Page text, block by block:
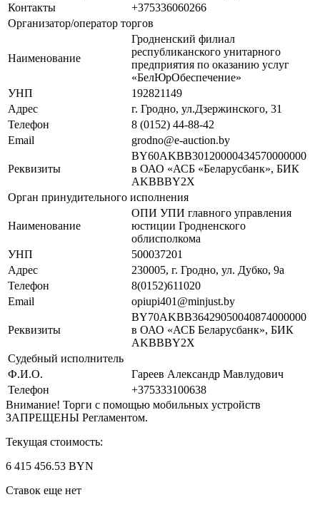
Контакты
+375336060266
Организатор/оператор торгов
Наименование
Гродненский филиал
республиканского унитарного
предприятия по оказанию услуг
«БелЮрОбеспечение»
УНП
192821149
Адрес
г. Гродно, ул.Дзержинского, 31
Телефон
8 (0152) 44-88-42
Email
grodno@e-auction.by
Реквизиты
BY60AKBB30120000434570000000
в ОАО «АСБ «Беларусбанк», БИК
AKBBBY2X
Орган принудительного исполнения
Наименование
ОПИ УПИ главного управления
юстиции Гродненского
облисполкома
УНП
500037201
Адрес
230005, г. Гродно, ул. Дубко, 9а
Телефон
8(0152)611020
Email
opiupi401@minjust.by
Реквизиты
BY70AKBB36429050040874000000
в ОАО «АСБ Беларусбанк», БИК
AKBBBY2X
Судебный исполнитель
Ф.И.О.
Гареев Александр Мавлудович
Телефон
+375333100638
Внимание! Торги с помощью мобильных устройств
ЗАПРЕЩЕНЫ Регламентом.
Текущая стоимость:
6 415 456.53 BYN
Ставок еще нет